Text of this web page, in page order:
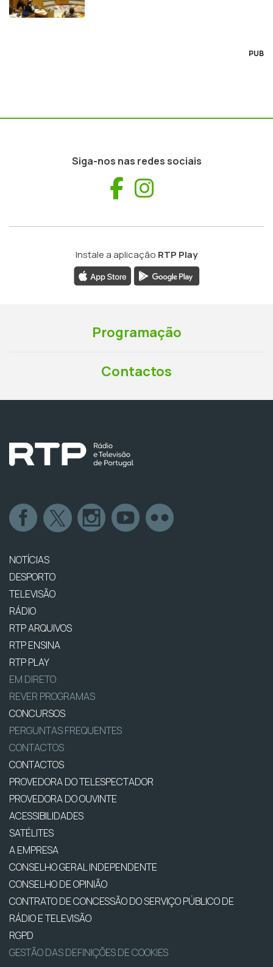
PUB
Siga-nos nas redes sociais
Facebook
Instale a aplicação RTP Play
Programação
Contactos
NOTÍCIAS
DESPORTO
TELEVISÃO
RÁDIO
RTP ARQUIVOS
RTP ENSINA
RTP PLAY
EM DIRETO
REVER PROGRAMAS
CONCURSOS
PERGUNTAS FREQUENTES
CONTACTOS
CONTACTOS
PROVEDORA DO TELESPECTADOR
PROVEDORA DO OUVINTE
ACESSIBILIDADES
SATÉLITES
A EMPRESA
CONSELHO GERAL INDEPENDENTE
CONSELHO DE OPINIÃO
CONTRATO DE CONCESSÃO DO SERVIÇO PÚBLICO DE
RÁDIO E TELEVISÃO
RGPD
GESTÃO DAS DEFINIÇÕES DE COOKIES